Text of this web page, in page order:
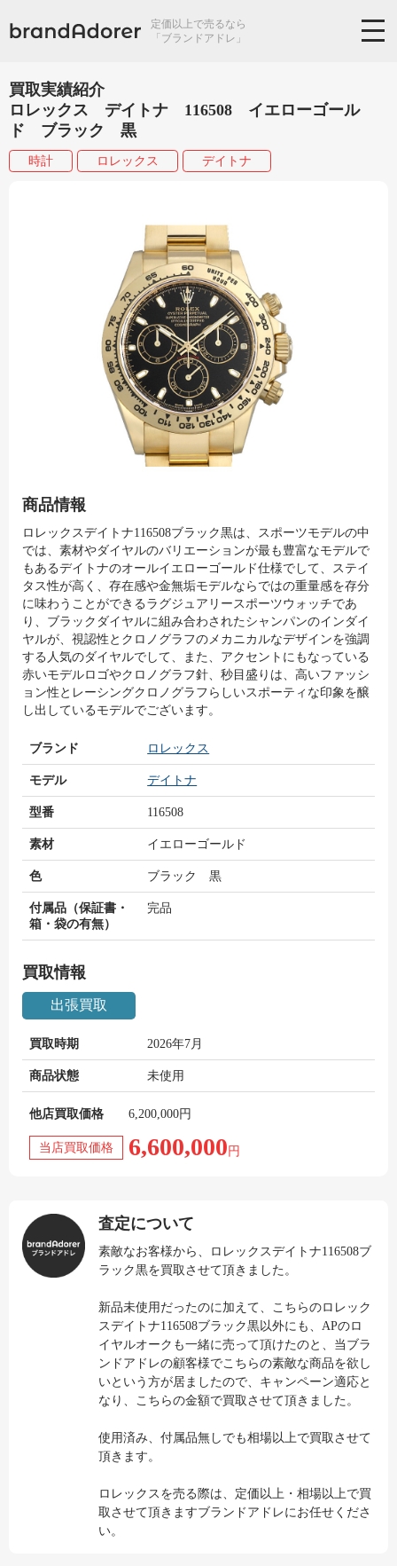
定価以上で売るなら
「ブランドアドレ」
買取実績紹介
ロレックス デイトナ 116508 イエローゴール
ド ブラック 黒
時計 ロレックス デイトナ
商品情報
ロレックスデイトナ116508ブラック黒は、スポーツモデルの中
では、素材やダイヤルのバリエーションが最も豊富なモデルで
もあるデイトナのオールイエローゴールド仕様でして、ステイ
タス性が高く、存在感や金無垢モデルならではの重量感を存分
に味わうことができるラグジュアリースポーツウォッチであ
り、ブラックダイヤルに組み合わされたシャンパンのインダイ
ヤルが、視認性とクロノグラフのメカニカルなデザインを強調
する人気のダイヤルでして、また、アクセントにもなっている
赤いモデルロゴやクロノグラフ針、秒目盛りは、高いファッシ
ョン性とレーシングクロノグラフらしいスポーティな印象を醸
し出しているモデルでございます。
ブランド ロレックス
モデル デイトナ
型番 116508
素材 イエローゴールド
色 ブラック 黒
付属品（保証書・
箱・袋の有無）
完品
買取情報
出張買取
買取時期 2026年7月
商品状態 未使用
他店買取価格 6,200,000円
当店買取価格 6,600,000 円
査定について
素敵なお客様から、ロレックスデイトナ116508ブ
ラック黒を買取させて頂きました。
新品未使用だったのに加えて、こちらのロレック
スデイトナ116508ブラック黒以外にも、APのロ
イヤルオークも一緒に売って頂けたのと、当ブラ
ンドアドレの顧客様でこちらの素敵な商品を欲し
いという方が居ましたので、キャンペーン適応と
なり、こちらの金額で買取させて頂きました。
使用済み、付属品無しでも相場以上で買取させて
頂きます。
ロレックスを売る際は、定価以上・相場以上で買
取させて頂きますブランドアドレにお任せくださ
い。